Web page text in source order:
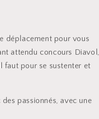
déplacement pour vous
attendu concours Diavol,
faut pour se sustenter et
passionnés, avec une